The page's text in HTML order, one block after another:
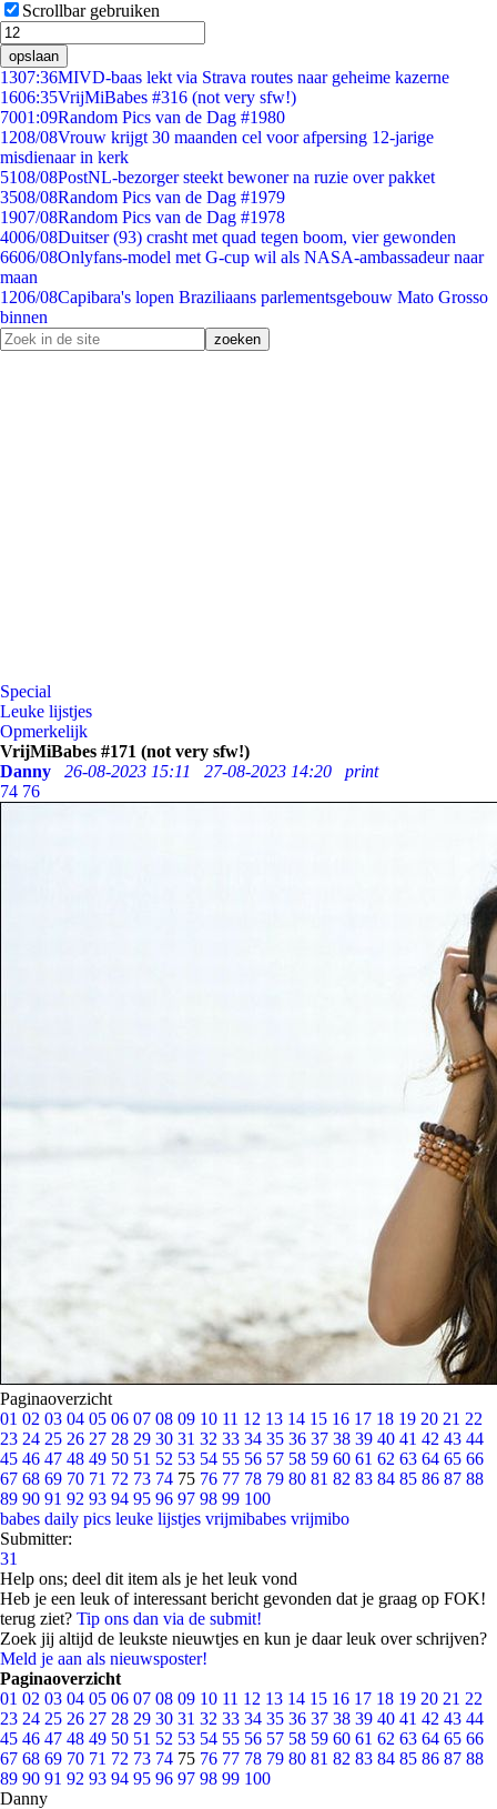
Scrollbar gebruiken
opslaan
1307:36MIVD-baas lekt via Strava routes naar geheime kazerne
1606:35VrijMiBabes #316 (not very sfw!)
7001:09Random Pics van de Dag #1980
1208/08Vrouw krijgt 30 maanden cel voor afpersing 12-jarige
misdienaar in kerk
5108/08PostNL-bezorger steekt bewoner na ruzie over pakket
3508/08Random Pics van de Dag #1979
1907/08Random Pics van de Dag #1978
4006/08Duitser (93) crasht met quad tegen boom, vier gewonden
6606/08Onlyfans-model met G-cup wil als NASA-ambassadeur naar
maan
1206/08Capibara's lopen Braziliaans parlementsgebouw Mato Grosso
binnen
Special
Leuke lijstjes
Opmerkelijk
VrijMiBabes #171 (not very sfw!)
Danny
26-08-2023 15:11 27-08-2023 14:20
print
74 76
Paginaoverzicht
01 02 03 04 05 06 07 08 09 10 11 12 13 14 15 16 17 18 19 20 21 22
23 24 25 26 27 28 29 30 31 32 33 34 35 36 37 38 39 40 41 42 43 44
45 46 47 48 49 50 51 52 53 54 55 56 57 58 59 60 61 62 63 64 65 66
67 68 69 70 71 72 73 74 75 76 77 78 79 80 81 82 83 84 85 86 87 88
89 90 91 92 93 94 95 96 97 98 99 100
babes daily pics leuke lijstjes vrijmibabes vrijmibo
Submitter:
31
Help ons; deel dit item als je het leuk vond
Heb je een leuk of interessant bericht gevonden dat je graag op FOK!
terug ziet? Tip ons dan via de submit!
Zoek jij altijd de leukste nieuwtjes en kun je daar leuk over schrijven?
Meld je aan als nieuwsposter!
Paginaoverzicht
01 02 03 04 05 06 07 08 09 10 11 12 13 14 15 16 17 18 19 20 21 22
23 24 25 26 27 28 29 30 31 32 33 34 35 36 37 38 39 40 41 42 43 44
45 46 47 48 49 50 51 52 53 54 55 56 57 58 59 60 61 62 63 64 65 66
67 68 69 70 71 72 73 74 75 76 77 78 79 80 81 82 83 84 85 86 87 88
89 90 91 92 93 94 95 96 97 98 99 100
Danny